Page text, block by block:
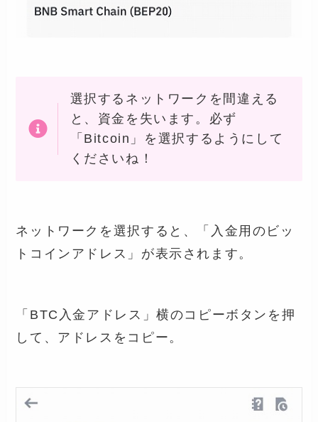
選択するネットワークを間違える
と、資金を失います。必ず
「Bitcoin」を選択するようにして
くださいね！
ネットワークを選択すると、「入金用のビッ
トコインアドレス」が表示されます。
「BTC入金アドレス」横のコピーボタンを押
して、アドレスをコピー。